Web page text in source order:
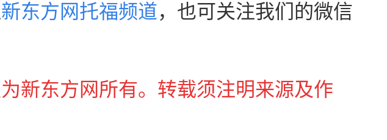
新东方网托福频道， 也可关注我们的微信
新东方网所有。转载须注明来源及作